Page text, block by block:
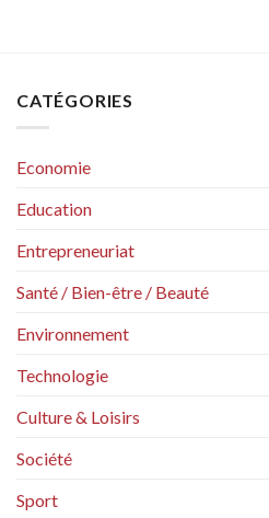
CATÉGORIES
Economie
Education
Entrepreneuriat
Santé / Bien-être / Beauté
Environnement
Technologie
Culture & Loisirs
Société
Sport